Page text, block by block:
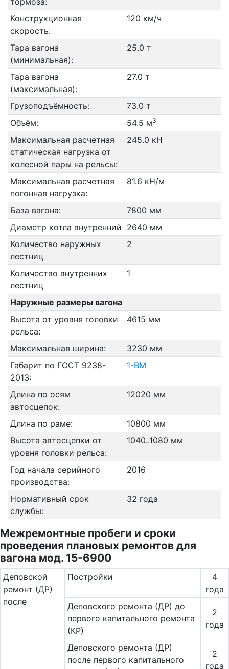
Конструкционная
скорость:
120 км/ч
Тара вагона
(минимальная):
25.0 т
Тара вагона
(максимальная):
27.0 т
Грузоподъёмность:
73.0 т
Объём:
54.5 м3
Максимальная расчетная
статическая нагрузка от
колесной пары на рельсы:
245.0 кН
Максимальная расчетная
погонная нагрузка:
81.6 кН/м
База вагона:
7800 мм
Диаметр котла внутренний 2640 мм
Количество наружных
лестниц
2
Количество внутренних
лестниц
1
Наружные размеры вагона
Высота от уровня головки
рельса:
4615 мм
Максимальная ширина:
3230 мм
Габарит по ГОСТ 9238-
2013:
1-ВМ
Длина по осям
автосцепок:
12020 мм
Длина по раме:
10800 мм
Высота автосцепки от
уровня головки рельса:
1040..1080 мм
Год начала серийного
производства:
2016
Нормативный срок
службы:
32 года
Межремонтные пробеги и сроки
проведения плановых ремонтов для
вагона мод. 15-6900
Де­повс­кой
ремонт (ДР)
после
Постройки
4
года
Деповского ремонта (ДР) до
первого капитального ремонта
(КР)
2
года
Деповского ремонта (ДР)
после первого капитального
2
года